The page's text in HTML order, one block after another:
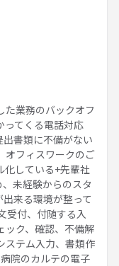
た業務のバックオフ
ってくる電話対応
出書類に不備がない
オフィスワークのご
化している+先輩社
未経験からのスタ
来る環境が整って
受付、付随する入
ック、確認、不備解
ステム入力、書類作
院のカルテの電子